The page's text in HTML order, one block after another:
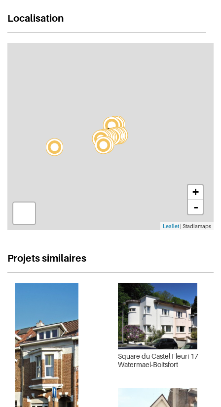
Localisation
+
-
Leaflet | Stadiamaps
Projets similaires
Square du Castel Fleuri 17
Watermael-Boitsfort